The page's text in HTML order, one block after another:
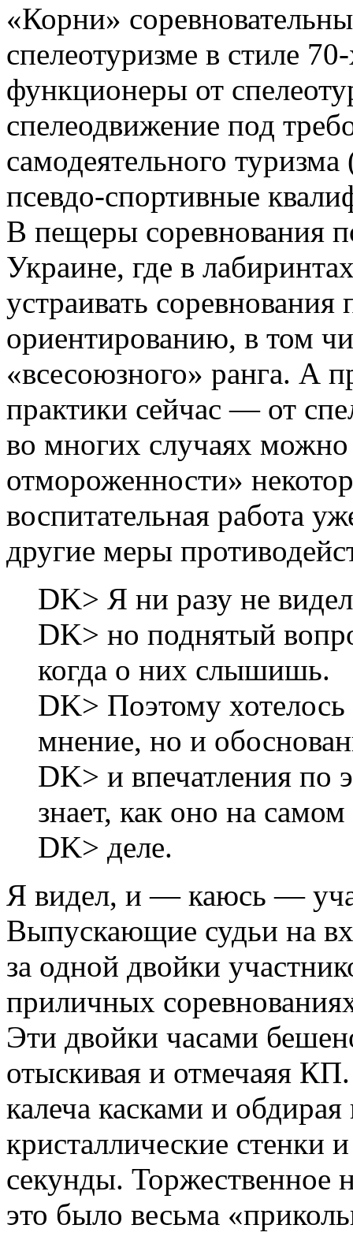
«Корни»
спелеотуризме в стиле
функционеры от
спелеодвижение под
самодеятельного
псевдо-спортивные
В пещеры соревнования
Украине, где в
устраивать
ориентированию, в том
«всесоюзного» ранга. А
практики сейчас — от
во многих случаях можно
отмороженности»
воспитательная работа
другие меры
DK> Я ни разу не
DK> но поднятый
когда о них слышишь.
DK> Поэтому
мнение, но и
DK> и впечатления по
знает, как оно на самом
DK> деле.
Я видел, и — каюсь —
Выпускающие судьи на
за одной двойки
приличных
Эти двойки часами
отыскивая и отмечаяя
калеча касками и
кристаллические стенки
секунды. Торжественное
это было весьма